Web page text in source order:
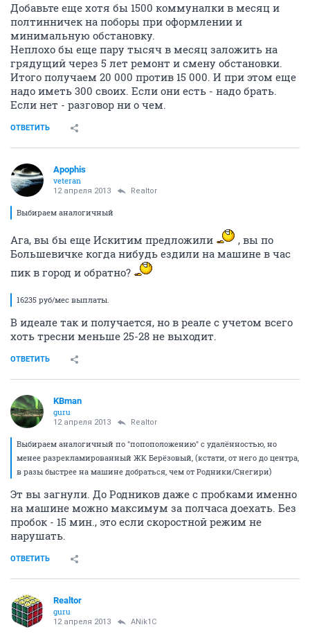
Добавьте еще хотя бы 1500 коммуналки в месяц и
полтинничек на поборы при оформлении и
минимальную обстановку.
Неплохо бы еще пару тысяч в месяц заложить на
грядущий через 5 лет ремонт и смену обстановки.
Итого получаем 20 000 против 15 000. И при этом еще
надо иметь 300 своих. Если они есть - надо брать.
Если нет - разговор ни о чем.
ОТВЕТИТЬ
Apophis
veteran
12 апреля 2013 Realtor
Выбираем аналогичный
Ага, вы бы еще Искитим предложили
, вы по
Большевичке когда нибудь ездили на машине в час
пик в город и обратно?
16235 руб/мес выплаты.
В идеале так и получается, но в реале с учетом всего
хоть тресни меньше 25-28 не выходит.
ОТВЕТИТЬ
KBman
guru
12 апреля 2013 Realtor
Выбираем аналогичный по "попоположению" с удалённостью, но
менее разрекламированный ЖК Берёзовый, (кстати, от него до центра,
в разы быстрее на машине добраться, чем от Родники/Снегири)
Эт вы загнули. До Родников даже с пробками именно
на машине можно максимум за полчаса доехать. Без
пробок - 15 мин., это если скоростной режим не
нарушать.
ОТВЕТИТЬ
Realtor
guru
12 апреля 2013 ANik1C